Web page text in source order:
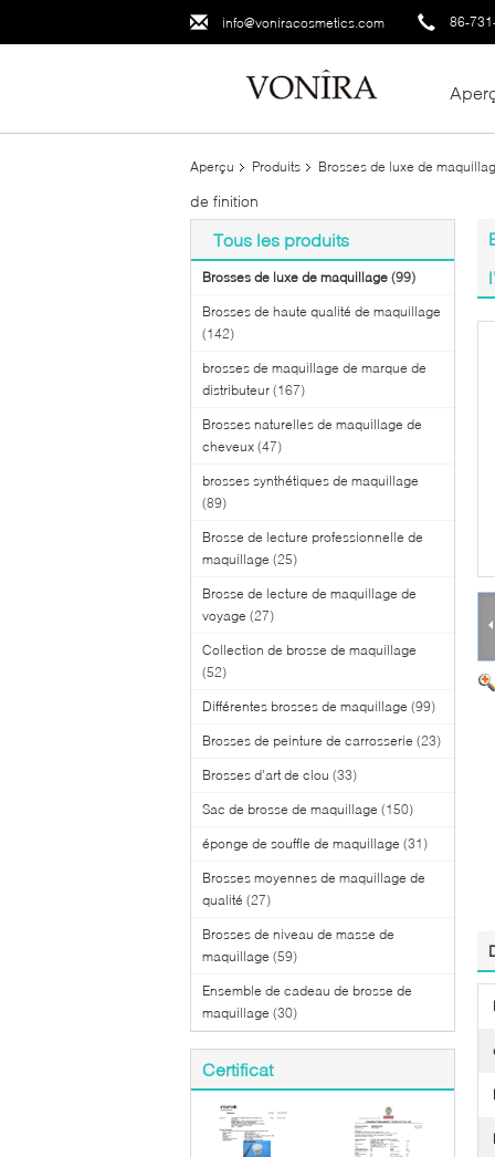
info@voniracosmetics.com 86-
Aperçu Produits Brosses de luxe de
de finition
Tous les produits
Brosses de luxe de maquillage (99)
Brosses de haute qualité de maquillage
(142)
brosses de maquillage de marque de
distributeur (167)
Brosses naturelles de maquillage de
cheveux (47)
brosses synthétiques de maquillage
(89)
Brosse de lecture professionnelle de
maquillage (25)
Brosse de lecture de maquillage de
voyage (27)
Collection de brosse de maquillage
(52)
Différentes brosses de maquillage (99)
Brosses de peinture de carrosserie (23)
Brosses d'art de clou (33)
Sac de brosse de maquillage (150)
éponge de souffle de maquillage (31)
Brosses moyennes de maquillage de
qualité (27)
Brosses de niveau de masse de
maquillage (59)
Ensemble de cadeau de brosse de
maquillage (30)
Certificat